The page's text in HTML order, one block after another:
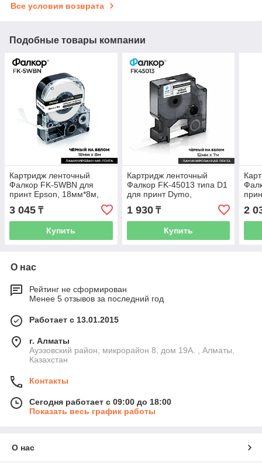
Все условия возврата
Подобные товары компании
Картридж ленточный
Фалкор FK-5WBN для
принт Epson, 18мм*8м,
чёрный на белом,
ламинированная лента
3 045 ₸
Купить
Картридж ленточный
Фалкор FK-45013 типа D1
для принт Dymo,
12мм*7м, чёрный на
белом, ламинир лента
1 930₸
Купить
2
О нас
Рейтинг не сформирован
Менее 5 отзывов за последний год
Работает с 13.01.2015
г. Алматы
Ауэзовский район, микрорайон 8, дом 19А. , Алматы,
Казахстан
Контакты
Сегодня работает с 09:00 до 18:00
Показать весь график работы
О нас